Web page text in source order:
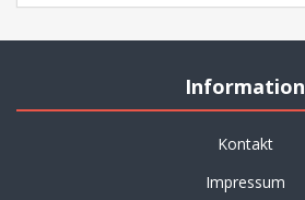
Information
Kontakt
Impressum